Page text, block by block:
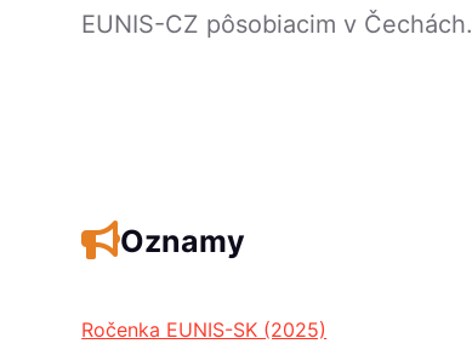
EUNIS-CZ pôsobiacim v Čechách.
Oznamy
Ročenka EUNIS-SK (2025)